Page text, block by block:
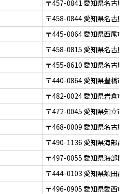
〒457-0841 愛知県名古屋
〒458-0844 愛知県名古屋
〒445-0064 愛知県西尾市
〒458-0815 愛知県名古屋
〒455-8610 愛知県名古屋
〒440-0864 愛知県豊橋市
〒482-0024 愛知県岩倉市
〒472-0045 愛知県知立市
〒468-0009 愛知県名古屋
〒490-1136 愛知県海部郡
〒497-0055 愛知県海部郡
〒444-0103 愛知県額田郡
〒496-0905 愛知県愛西市